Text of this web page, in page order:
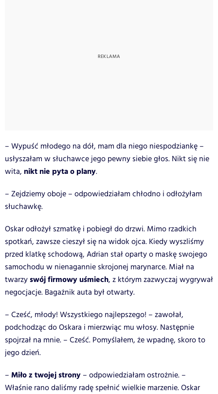
– Wypuść młodego na dół, mam dla niego niespodziankę –
usłyszałam w słuchawce jego pewny siebie głos. Nikt się nie
wita, nikt nie pyta o plany.
– Zejdziemy oboje – odpowiedziałam chłodno i odłożyłam
słuchawkę.
Oskar odłożył szmatkę i pobiegł do drzwi. Mimo rzadkich
spotkań, zawsze cieszył się na widok ojca. Kiedy wyszliśmy
przed klatkę schodową, Adrian stał oparty o maskę swojego
samochodu w nienagannie skrojonej marynarce. Miał na
twarzyswój firmowy uśmiech, z którym zazwyczaj wygrywał
negocjacje. Bagażnik auta był otwarty.
– Cześć, młody! Wszystkiego najlepszego! – zawołał,
podchodząc do Oskara i mierzwiąc mu włosy. Następnie
spojrzał na mnie. – Cześć. Pomyślałem, że wpadnę, skoro to
jego dzień.
– Miło z twojej strony – odpowiedziałam ostrożnie. –
Właśnie rano daliśmy radę spełnić wielkie marzenie. Oskar